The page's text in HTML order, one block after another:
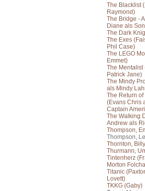
The Blacklist
Raymond)
The Bridge -
Diane als
The Dark
The Exes
Phil Case)
The LEGO
Emmet)
The Mentalist
Patrick Jane)
The Mindy
als Mindy
The Return of
(Evans Chris
Captain
The Walking
Andrew als
Thompson,
Thompson,
Thornton,
Thurmann,
Tintenherz
Morton
Titanic
Lovett)
TKKG (Gaby)